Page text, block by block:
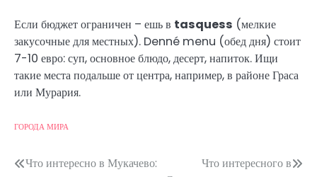
Если бюджет ограничен – ешь в tasquess (мелкие
закусочные для местных). Denné menu (обед дня) стоит
7-10 евро: суп, основное блюдо, десерт, напиток. Ищи
такие места подальше от центра, например, в районе Граса
или Мурария.
ГОРОДА МИРА
Post
Что интересно в Мукачево:
Что интересного в